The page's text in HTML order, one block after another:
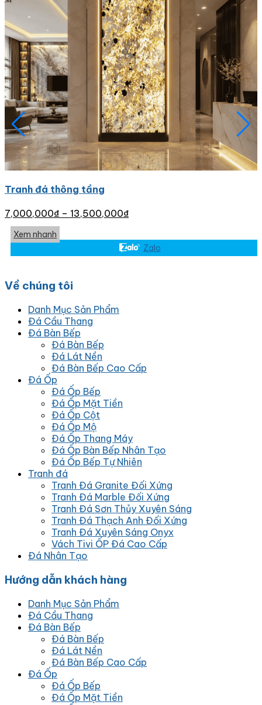
Tranh đá thông tầng
7,000,000₫ – 13,500,000₫
Xem nhanh
Zalo
Về chúng tôi
Danh Mục Sản Phẩm
Đá Cầu Thang
Đá Bàn Bếp
Đá Bàn Bếp
Đá Lát Nền
Đá Bàn Bếp Cao Cấp
Đá Ốp
Đá Ốp Bếp
Đá Ốp Mặt Tiền
Đá Ốp Cột
Đá Ốp Mộ
Đá Ốp Thang Máy
Đá Ốp Bàn Bếp Nhân Tạo
Đá Ốp Bếp Tự Nhiên
Tranh đá
Tranh Đá Granite Đối Xứng
Tranh Đá Marble Đối Xứng
Tranh Đá Sơn Thủy Xuyên Sáng
Tranh Đá Thạch Anh Đối Xứng
Tranh Đá Xuyên Sáng Onyx
Vách Tivi ỐP Đá Cao Cấp
Đá Nhân Tạo
Hướng dẫn khách hàng
Danh Mục Sản Phẩm
Đá Cầu Thang
Đá Bàn Bếp
Đá Bàn Bếp
Đá Lát Nền
Đá Bàn Bếp Cao Cấp
Đá Ốp
Đá Ốp Bếp
Đá Ốp Mặt Tiền